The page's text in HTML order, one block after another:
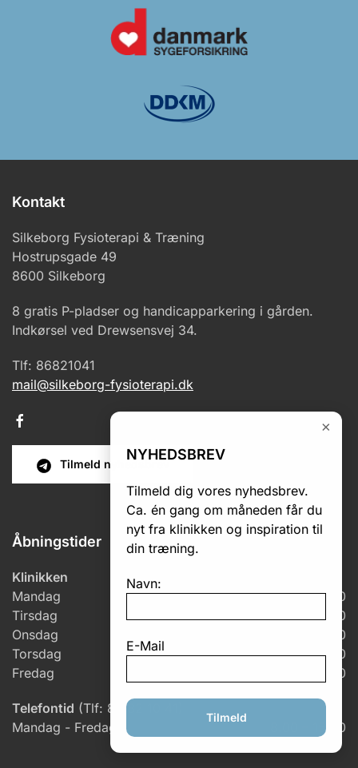
Kontakt
Silkeborg Fysioterapi & Træning
Hostrupsgade 49
8600 Silkeborg
8 gratis P-pladser og handicapparkering i gården.
Indkørsel ved Drewsensvej 34.
Tlf: 86821041
mail@silkeborg-fysioterapi.dk
Tilmeld nyhedsbrev
×
NYHEDSBREV
Tilmeld dig vores nyhedsbrev.
Ca. én gang om måneden får du
nyt fra klinikken og inspiration til
din træning.
Navn:
E-Mail
Tilmeld
Åbningstider
Klinikken
Mandag
7.00 – 18.00
Tirsdag
6.00 – 18.00
Onsdag
6.00 – 17.00
Torsdag
7.00 – 18.00
Fredag
7.00 – 14.30
Telefontid (Tlf: 86 82 10 41)
Mandag - Fredag
8.00 – 15.30